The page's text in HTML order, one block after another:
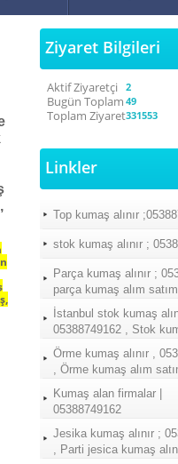
Ziyaret Bilgileri
Aktif Ziyaretçi 2
Bugün Toplam 49
Toplam Ziyaret331553
Linkler
Top kumaş alınır
stok kumaş alınır ;
Parça kumaş alınır ;
parça kumaş alım satım
İstanbul stok kumaş
05388749162 , Stok
Örme kumaş alınır ,
, Örme kumaş alım
Kumaş alan firmalar |
05388749162
Jesika kumaş alınır ;
, Parti jesica kumaş